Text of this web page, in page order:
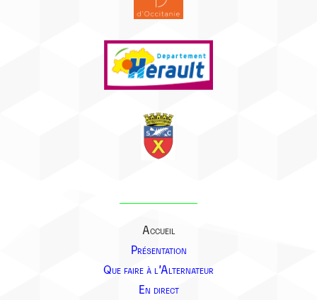
Accueil
Présentation
Que faire à l’Alternateur
En direct